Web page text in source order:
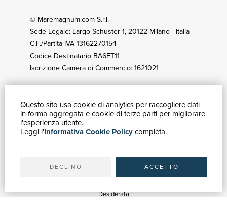
Questo sito usa cookie di analytics per raccogliere dati
in forma aggregata e cookie di terze parti per migliorare
l'esperienza utente.
Leggi l'Informativa Cookie Policycompleta.
DECLINO ACCETTO
© Maremagnum.com S.r.l.
Sede Legale: Largo Schuster 1, 20122 Milano - Italia
C.F./Partita IVA 13162270154
Codice Destinatario BA6ET11
Iscrizione Camera di Commercio: 1621021
GUIDA ACQUISTI
Catalogo
Ricerca avanzata
Spedizioni
Desiderata